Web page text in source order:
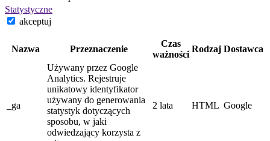
Statystyczne
akceptuj
Nazwa Przeznaczenie
Czas
ważności
Rodzaj Dostawca
_ga
Używany przez Google
Analytics. Rejestruje
unikatowy identyfikator
używany do generowania
statystyk dotyczących
sposobu, w jaki
odwiedzający korzysta z
2 lata HTML Google